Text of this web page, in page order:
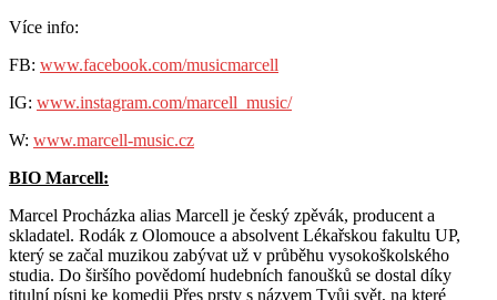
Více info:
FB: www.facebook.com/musicmarcell
IG: www.instagram.com/marcell_music/
W: www.marcell-music.cz
BIO Marcell:
Marcel Procházka alias Marcell je český zpěvák, producent a
skladatel. Rodák z Olomouce a absolvent Lékařskou fakultu UP,
který se začal muzikou zabývat už v průběhu vysokoškolského
studia. Do širšího povědomí hudebních fanoušků se dostal díky
titulní písni ke komedii Přes prsty s názvem Tvůj svět, na které